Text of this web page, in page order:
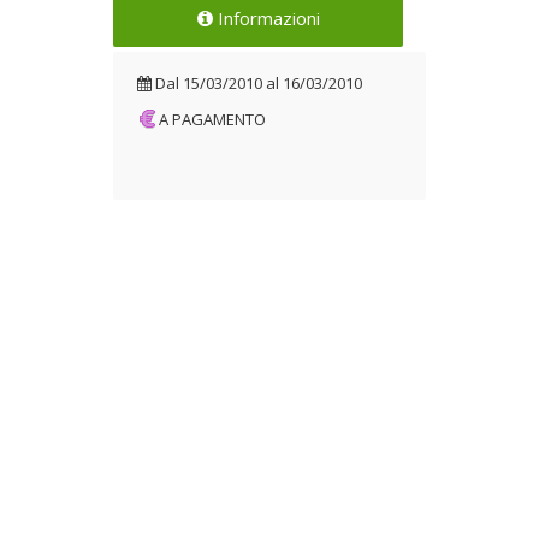
Informazioni
Dal 15/03/2010 al 16/03/2010
A PAGAMENTO